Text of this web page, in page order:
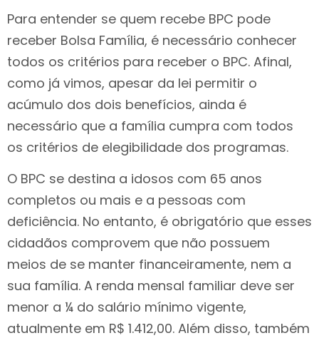
Para entender se quem recebe BPC pode
receber Bolsa Família, é necessário conhecer
todos os critérios para receber o BPC. Afinal,
como já vimos, apesar da lei permitir o
acúmulo dos dois benefícios, ainda é
necessário que a família cumpra com todos
os critérios de elegibilidade dos programas.
O BPC se destina a idosos com 65 anos
completos ou mais e a pessoas com
deficiência. No entanto, é obrigatório que esses
cidadãos comprovem que não possuem
meios de se manter financeiramente, nem a
sua família. A renda mensal familiar deve ser
menor a ¼ do salário mínimo vigente,
atualmente em R$ 1.412,00. Além disso, também